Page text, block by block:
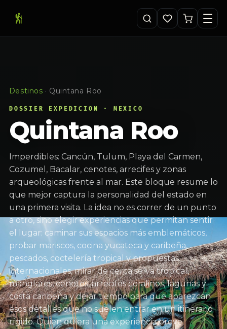
Destinos · Quintana Roo
DOSSIER EXPEDICION · MEXICO
Quintana Roo
Imperdibles: Cancún, Tulum, Playa del Carmen,
Cozumel, Bacalar, cenotes, arrecifes y zonas
arqueológicas frente al mar. Este bloque resume lo
que mejor captura la personalidad del estado en
una primera visita. La idea no es correr de un punto
a otro, sino elegir experiencias que permitan sentir
el lugar: caminar sus espacios más emblemáticos,
probar mariscos, cocina yucateca y caribeña,
pescados, coctelería tropical y propuestas
internacionales, mirar de cerca selva tropical,
manglares, cenotes, arrecifes coralinos, lagunas y
costa caribeña y dejar tiempo para que aparezcan
esos detalles que no suelen entrar en un itinerario
rígido. Quien quiera una experiencia breve